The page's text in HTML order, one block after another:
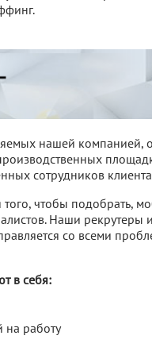
нашей
сотрудников
чтобы подобрать,
Наши
со всеми
в себя:
на работу